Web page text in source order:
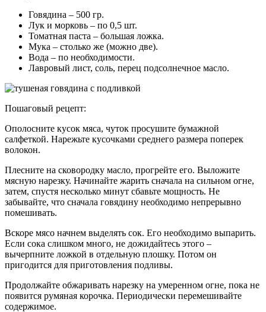
Говядина – 500 гр.
Лук и морковь – по 0,5 шт.
Томатная паста – большая ложка.
Мука – столько же (можно две).
Вода – по необходимости.
Лавровый лист, соль, перец подсолнечное масло.
Пошаговый рецепт:
Ополосните кусок мяса, чуток просушите бумажной
салфеткой. Нарежьте кусочками среднего размера поперек
волокон.
Плесните на сковородку масло, прогрейте его. Выложите
мясную нарезку. Начинайте жарить сначала на сильном огне,
затем, спустя несколько минут сбавьте мощность. Не
забывайте, что сначала говядину необходимо непрерывно
помешивать.
Вскоре мясо начнем выделять сок. Его необходимо выпарить.
Если сока слишком много, не дожидайтесь этого –
вычерпните ложкой в отдельную плошку. Потом он
пригодится для приготовления подливы.
Продолжайте обжаривать нарезку на умеренном огне, пока не
появится румяная корочка. Периодически перемешивайте
содержимое.